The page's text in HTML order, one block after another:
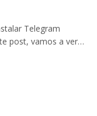
Telegram
post, vamos a ver…